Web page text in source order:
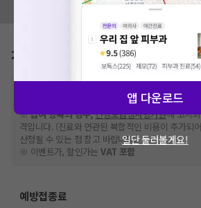
모두닥 팀에 알려주세요!
가격표
추가비용 등으로 실제 가격
한 가격은 해당 의료기관에 직접 문의해주세요.
※급여 항목의 경우,건강보험심사평가원에 고지
격입니다. (진료와 연관된 복합적인 비용이 추가되
산정될 수 있는 점 참고 바랍니다.)
※ 이벤트가, 할인가는VAT 포함
예방접종료
앱 다운로드
일단 둘러볼게요!